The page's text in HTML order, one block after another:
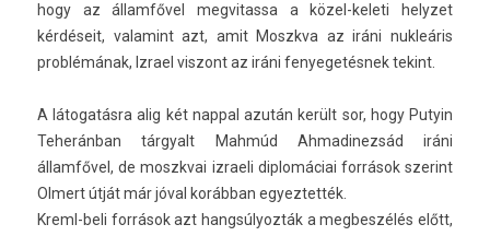
hogy az államfővel meg­vitas­sa a közel-keleti helyzet
kérdéseit, valamint azt, amit Moszkva az iráni nukleáris
problémának, Iz­rael vis­zont az iráni fenyegetés­nek tekint.
A látogatásra alig két napp­al azután került sor, hogy Putyin
Teheránban tár­gyalt Mahmúd Ah­madinez­sád iráni
államfővel, de moszkvai iz­raeli di­plomáciai források szerint
Ol­mert útját már jóval korábban egyez­tették.
Kreml-beli források azt hangsúlyozták a meg­beszélés előtt,